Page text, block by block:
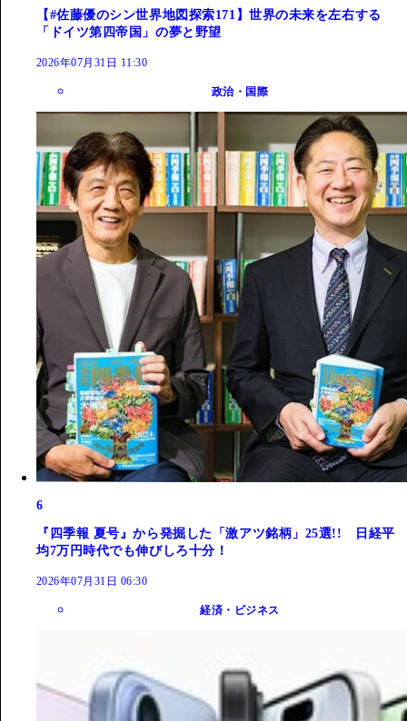
【#佐藤優のシン世界地図探索171】世界の未来を左右する
「ドイツ第四帝国」の夢と野望
2026年07月31日 11:30
政治・国際
6
『四季報 夏号』から発掘した「激アツ銘柄」25選!! 日経平
均7万円時代でも伸びしろ十分！
2026年07月31日 06:30
経済・ビジネス